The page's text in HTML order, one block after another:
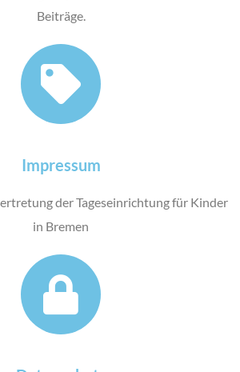
Beiträge.
Impressum
der Tageseinrichtung für Kinder
in Bremen